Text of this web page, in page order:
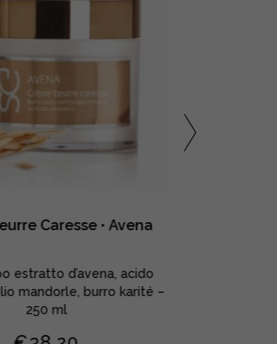
Caresse • Avena
estratto d’avena, acido
mandorle, burro karité –
250 ml